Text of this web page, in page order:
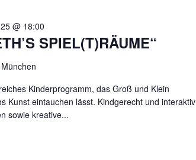
SPIEL(T)RÄUME“
@ 18:00
Kinderprogramm, das Groß und Klein
Kunst eintauchen lässt. Kindgerecht und interaktiv
sowie kreative...